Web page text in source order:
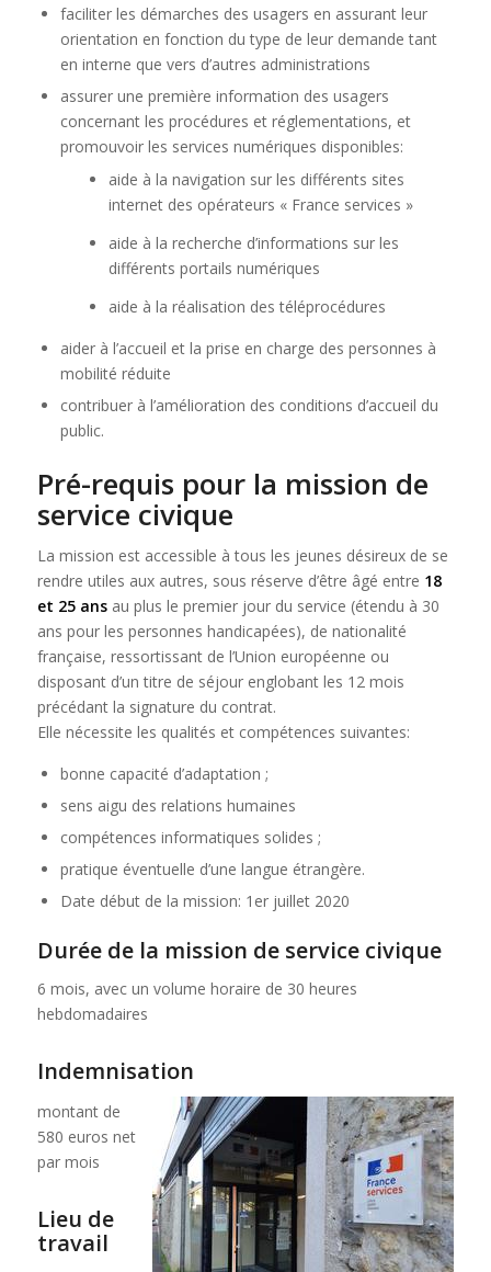
faciliter les démarches des usagers en assurant leur
orientation en fonction du type de leur demande tant
en interne que vers d’autres administrations
assurer une première information des usagers
concernant les procédures et réglementations, et
promouvoir les services numériques disponibles:
aide à la navigation sur les différents sites
internet des opérateurs « France services »
aide à la recherche d’informations sur les
différents portails numériques
aide à la réalisation des téléprocédures
aider à l’accueil et la prise en charge des personnes à
mobilité réduite
contribuer à l’amélioration des conditions d’accueil du
public.
Pré-requis pour la mission de
service civique
La mission est accessible à tous les jeunes désireux de se
rendre utiles aux autres, sous réserve d’être âgé entre 18
et 25 ansau plus le premier jour du service (étendu à 30
ans pour les personnes handicapées), de nationalité
française, ressortissant de l’Union européenne ou
disposant d’un titre de séjour englobant les 12 mois
précédant la signature du contrat.
Elle nécessite les qualités et compétences suivantes:
bonne capacité d’adaptation ;
sens aigu des relations humaines
compétences informatiques solides ;
pratique éventuelle d’une langue étrangère.
Date début de la mission: 1er juillet 2020
Durée de la mission de service civique
6 mois, avec un volume horaire de 30 heures
hebdomadaires
Indemnisation
montant de
580 euros net
par mois
Lieu de
travail